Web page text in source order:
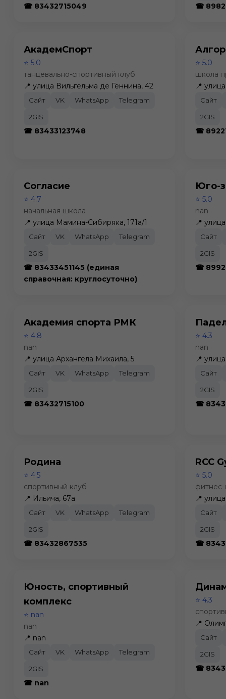
☎ 83432715049 ☎
АкадемСпорт
⭐ 5.0
танцевально-спортивный клуб
📍 улица Вильгельма де Геннина, 42
Сайт VK WhatsApp Telegram
2GIS
☎ 83433123748
⭐ 5.0
школа
📍
Сайт
2GIS
☎
Согласие
⭐ 4.7
начальная школа
📍 улица Мамина-Сибиряка, 171а/1
Сайт VK WhatsApp Telegram
2GIS
☎ 83433451145 (единая
справочная: круглосуточно)
Юго-
⭐ 5.0
nan
📍
Сайт
2GIS
☎
Академия спорта РМК
⭐ 4.8
nan
📍 улица Архангела Михаила, 5
Сайт VK WhatsApp Telegram
2GIS
☎ 83432715100
⭐ 4.3
nan
📍
Сайт
2GIS
☎
Родина
⭐ 4.5
спортивный клуб
📍 Ильича, 67а
Сайт VK WhatsApp Telegram
2GIS
☎ 83432867535
RCC
⭐ 5.0
📍
Сайт
2GIS
☎
Юность, спортивный
комплекс
⭐ nan
nan
📍 nan
Сайт VK WhatsApp Telegram
2GIS
☎ nan
⭐ 4.3
📍
Сайт
2GIS
☎